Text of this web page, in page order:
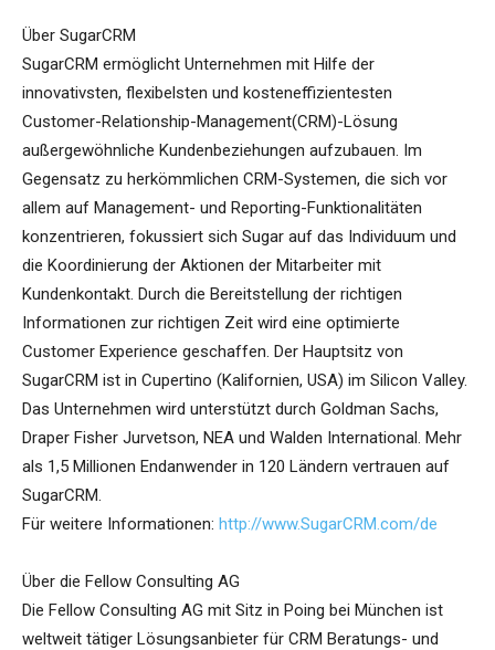
Über SugarCRM
SugarCRM ermöglicht Unternehmen mit Hilfe der
innovativsten, flexibelsten und kosteneffizientesten
Customer-Relationship-Management(CRM)-Lösung
außergewöhnliche Kundenbeziehungen aufzubauen. Im
Gegensatz zu herkömmlichen CRM-Systemen, die sich vor
allem auf Management- und Reporting-Funktionalitäten
konzentrieren, fokussiert sich Sugar auf das Individuum und
die Koordinierung der Aktionen der Mitarbeiter mit
Kundenkontakt. Durch die Bereitstellung der richtigen
Informationen zur richtigen Zeit wird eine optimierte
Customer Experience geschaffen. Der Hauptsitz von
SugarCRM ist in Cupertino (Kalifornien, USA) im Silicon Valley.
Das Unternehmen wird unterstützt durch Goldman Sachs,
Draper Fisher Jurvetson, NEA und Walden International. Mehr
als 1,5 Millionen Endanwender in 120 Ländern vertrauen auf
SugarCRM.
Für weitere Informationen: http://www.SugarCRM.com/de
Über die Fellow Consulting AG
Die Fellow Consulting AG mit Sitz in Poing bei München ist
weltweit tätiger Lösungsanbieter für CRM Beratungs- und